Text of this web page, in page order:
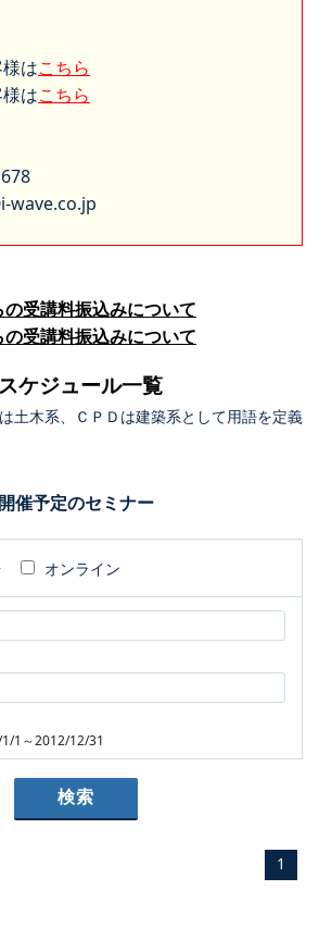
はこちら
はこちら
wave.co.jp
受講料振込みについて
受講料振込みについて
ケジュール一覧
土木系、ＣＰＤは建築系として用語を定義
開催予定のセミナー
オンライン
1～2012/12/31
1